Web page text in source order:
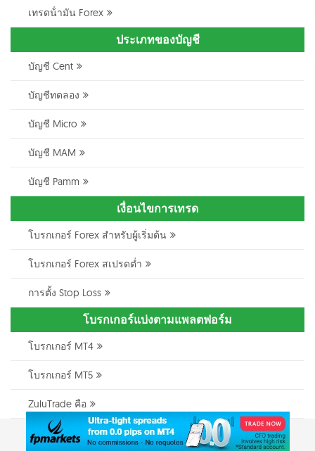
เทรดน้ํามัน Forex
ประเภทของบัญชี
บัญชี Cent
บัญชีทดลอง
บัญชี Micro
บัญชี MAM
บัญชี Pamm
เงื่อนไขการเทรด
โบรกเกอร์ Forex สำหรับผู้เริ่มต้น
โบรกเกอร์ Forex สเปรดต่ำ
การตั้ง Stop Loss
โบรกเกอร์แบ่งตามแพลตฟอร์ม
โบรกเกอร์ MT4
โบรกเกอร์ MT5
ZuluTrade คือ